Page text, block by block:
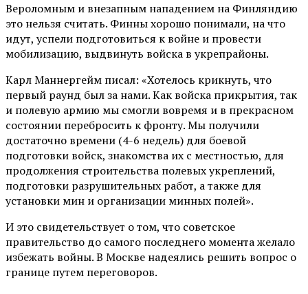
Вероломным и внезапным нападением на Финляндию
это нельзя считать. Финны хорошо понимали, на что
идут, успели подготовиться к войне и провести
мобилизацию, выдвинуть войска в укрепрайоны.
Карл Маннергейм писал: «Хотелось крикнуть, что
первый раунд был за нами. Как войска прикрытия, так
и полевую армию мы смогли вовремя и в прекрасном
состоянии перебросить к фронту. Мы получили
достаточно времени (4-6 недель) для боевой
подготовки войск, знакомства их с местностью, для
продолжения строительства полевых укреплений,
подготовки разрушительных работ, а также для
установки мин и организации минных полей».
И это свидетельствует о том, что советское
правительство до самого последнего момента желало
избежать войны. В Москве надеялись решить вопрос о
границе путем переговоров.